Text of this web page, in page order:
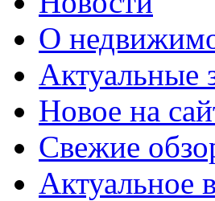
О
Актуальные
Новое на
Свежие
Актуальное